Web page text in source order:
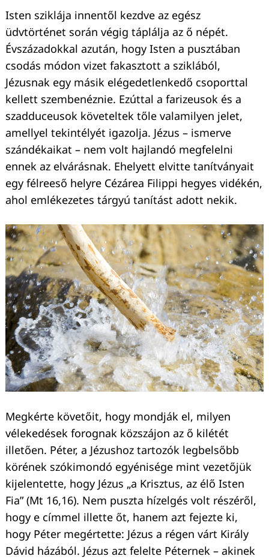
Isten sziklája innentől kezdve az egész
üdvtörténet során végig táplálja az ő népét.
Évszázadokkal azután, hogy Isten a pusztában
csodás módon vizet fakasztott a sziklából,
Jézusnak egy másik elégedetlenkedő csoporttal
kellett szembenéznie. Ezúttal a farizeusok és a
szadduceusok követeltek tőle valamilyen jelet,
amellyel tekintélyét igazolja. Jézus – ismerve
szándékaikat – nem volt hajlandó megfelelni
ennek az elvárásnak. Ehelyett elvitte tanítványait
egy félreeső helyre Cézárea Filippi hegyes vidékén,
ahol emlékezetes tárgyú tanítást adott nekik.
Megkérte követőit, hogy mondják el, milyen
vélekedések forognak közszájon az ő kilétét
illetően. Péter, a Jézushoz tartozók legbelsőbb
körének szókimondó egyénisége mint vezetőjük
kijelentette, hogy Jézus „a Krisztus, az élő Isten
Fia” (Mt 16,16). Nem puszta hízelgés volt részéről,
hogy e címmel illette őt, hanem azt fejezte ki,
hogy Péter megértette: Jézus a régen várt Király
Dávid házából. Jézus azt felelte Péternek – akinek